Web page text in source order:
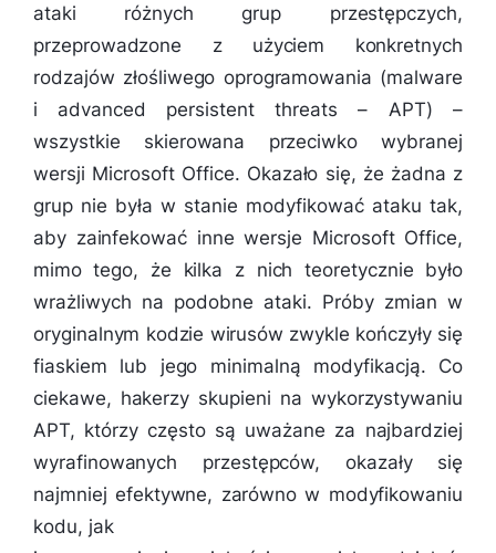
ataki różnych grup przestępczych,
przeprowadzone z użyciem konkretnych
rodzajów złośliwego oprogramowania (malware
i advanced persistent threats – APT) –
wszystkie skierowana przeciwko wybranej
wersji Microsoft Office. Okazało się, że żadna z
grup nie była w stanie modyfikować ataku tak,
aby zainfekować inne wersje Microsoft Office,
mimo tego, że kilka z nich teoretycznie było
wrażliwych na podobne ataki. Próby zmian w
oryginalnym kodzie wirusów zwykle kończyły się
fiaskiem lub jego minimalną modyfikacją. Co
ciekawe, hakerzy skupieni na wykorzystywaniu
APT, którzy często są uważane za najbardziej
wyrafinowanych przestępców, okazały się
najmniej efektywne, zarówno w modyfikowaniu
kodu, jak